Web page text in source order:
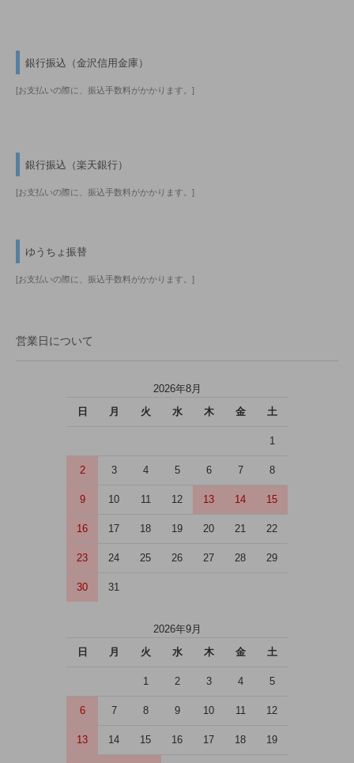
銀行振込（金沢信用金庫）
[お支払いの際に、振込手数料がかかります。]
銀行振込（楽天銀行）
[お支払いの際に、振込手数料がかかります。]
ゆうちょ振替
[お支払いの際に、振込手数料がかかります。]
営業日について
2026年8月
日 月 火 水 木 金 土
1
2 3 4 5 6 7 8
9 10 11 12 13 14 15
16 17 18 19 20 21 22
23 24 25 26 27 28 29
30 31
2026年9月
日 月 火 水 木 金 土
1 2 3 4 5
6 7 8 9 10 11 12
13 14 15 16 17 18 19